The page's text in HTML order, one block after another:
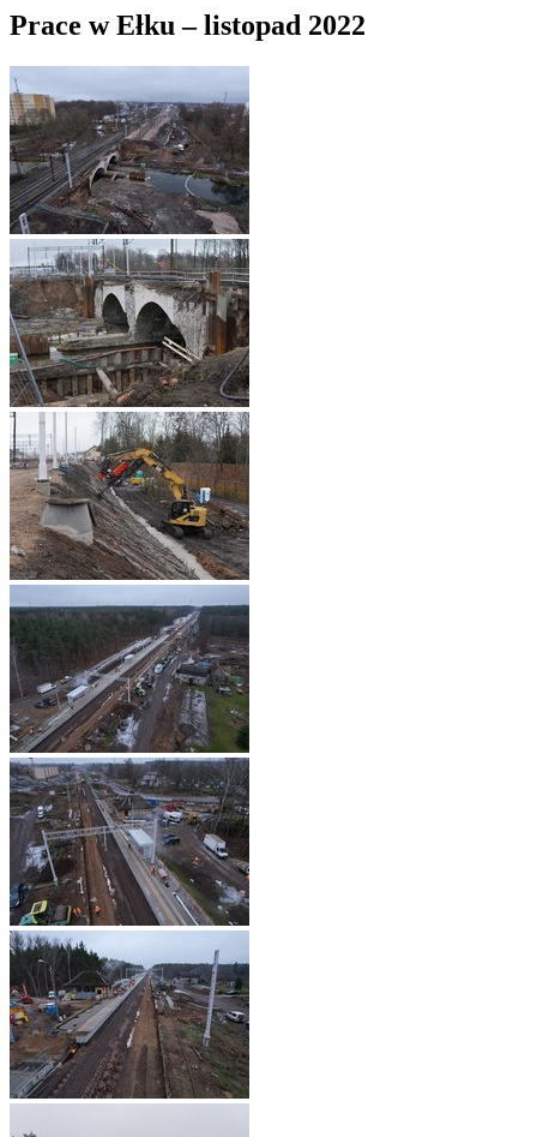
Prace w Ełku – listopad 2022